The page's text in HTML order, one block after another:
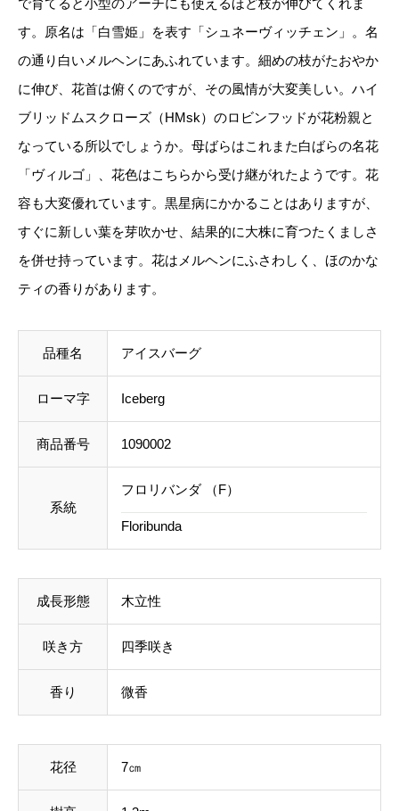
ご注文後にお送りする「ご注文確定メール」にて、送
料を含めて調整した金額をお知らせいたします。送料
等に不都合ございましたら、メール到着後にキャンセ
ルを承っております。
事前のお見積もりがご希望の場合は「お問い合わせフ
ォーム」よりご連絡をお願いいたします。
で育てると小型のアーチにも使えるほど枝が伸びてくれま
す。原名は「白雪姫」を表す「シュネーヴィッチェン」。名
の通り白いメルヘンにあふれています。細めの枝がたおやか
に伸び、花首は俯くのですが、その風情が大変美しい。ハイ
ブリッドムスクローズ（HMsk）のロビンフッドが花粉親と
なっている所以でしょうか。母ばらはこれまた白ばらの名花
「ヴィルゴ」、花色はこちらから受け継がれたようです。花
容も大変優れています。黒星病にかかることはありますが、
すぐに新しい葉を芽吹かせ、結果的に大株に育つたくましさ
を併せ持っています。花はメルヘンにふさわしく、ほのかな
ティの香りがあります。
品種名 アイスバーグ
ローマ字 Iceberg
商品番号 1090002
系統
フロリバンダ （F）
Floribunda
成長形態 木立性
咲き方 四季咲き
香り 微香
花径 7㎝